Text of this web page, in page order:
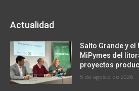
Actualidad
Salto Grande y el
MiPymes del
proyectos
5 de agosto de 2026